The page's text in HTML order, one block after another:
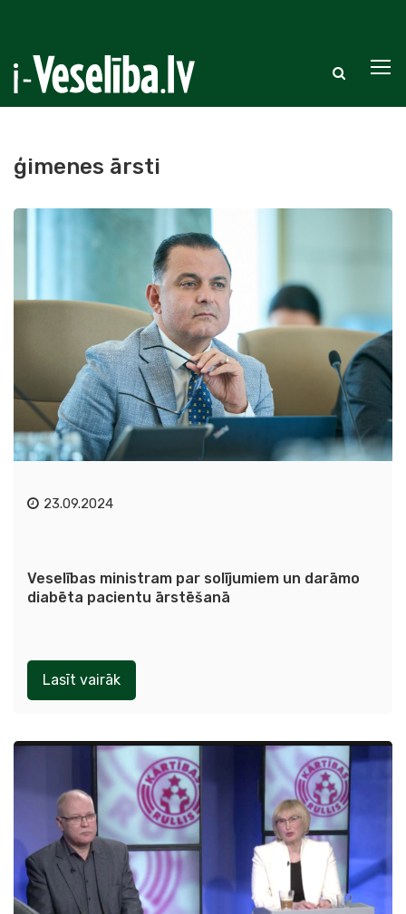
ģimenes ārsti
23.09.2024
Veselības ministram par solījumiem un darāmo
diabēta pacientu ārstēšanā
Lasīt vairāk